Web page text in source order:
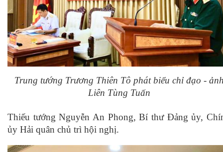
Trung tướng Trương Thiên Tô phát biểu chỉ đạo -
Liên Tùng Tuấn
Thiếu tướng Nguyễn An Phong, Bí thư Đảng ủy,
ủy Hải quân chủ trì hội nghị.